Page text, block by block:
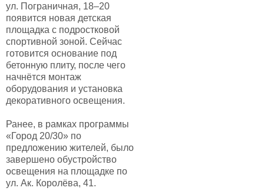
ул. Пограничная, 18–20
появится новая детская
площадка с подростковой
спортивной зоной. Сейчас
готовится основание под
бетонную плиту, после чего
начнётся монтаж
оборудования и установка
декоративного освещения.
Ранее, в рамках программы
«Город 20/30» по
предложению жителей, было
завершено обустройство
освещения на площадке по
ул. Ак. Королёва, 41.